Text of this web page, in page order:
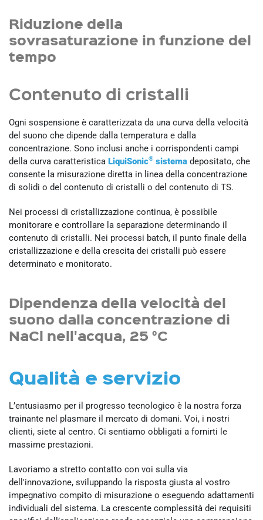
Riduzione della
sovrasaturazione in funzione del
tempo
Contenuto di cristalli
Ogni sospensione è caratterizzata da una curva della velocità
del suono che dipende dalla temperatura e dalla
concentrazione. Sono inclusi anche i corrispondenti campi
della curva caratteristica LiquiSonic® sistema depositato, che
consente la misurazione diretta in linea della concentrazione
di solidi o del contenuto di cristalli o del contenuto di TS.
Nei processi di cristallizzazione continua, è possibile
monitorare e controllare la separazione determinando il
contenuto di cristalli. Nei processi batch, il punto finale della
cristallizzazione e della crescita dei cristalli può essere
determinato e monitorato.
Dipendenza della velocità del
suono dalla concentrazione di
NaCl nell'acqua, 25 °C
Qualità e servizio
L’entusiasmo per il progresso tecnologico è la nostra forza
trainante nel plasmare il mercato di domani. Voi, i nostri
clienti, siete al centro. Ci sentiamo obbligati a fornirti le
massime prestazioni.
Lavoriamo a stretto contatto con voi sulla via
dell'innovazione, sviluppando la risposta giusta al vostro
impegnativo compito di misurazione o eseguendo adattamenti
individuali del sistema. La crescente complessità dei requisiti